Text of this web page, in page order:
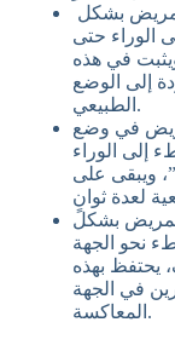
بشكل
الوراء حتى
في هذه
إلى الوضع
الطبيعي.
في وضع
إلى الوراء
ويبقى على
بشكل
نحو الجهة
يحتفظ بهذه
في الجهة
المعاكسة.